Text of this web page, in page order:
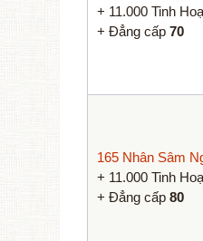
+ 11.000 Tinh
+ Đẳng cấp 70
165 Nhân Sâm
+ 11.000 Tinh
+ Đẳng cấp 80